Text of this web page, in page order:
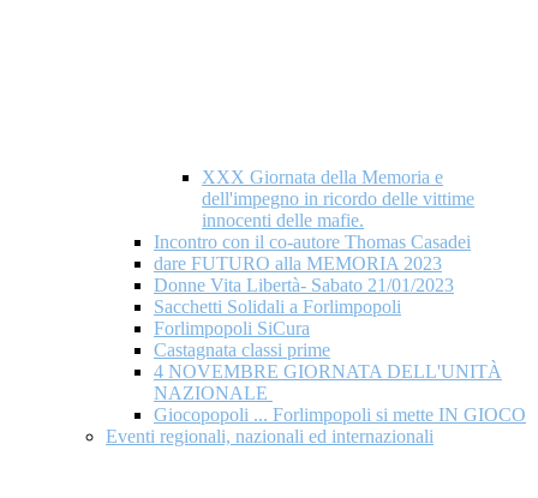
XXX Giornata della Memoria e
dell'impegno in ricordo delle vittime
innocenti delle mafie.
Incontro con il co-autore Thomas Casadei
dare FUTURO alla MEMORIA 2023
Donne Vita Libertà- Sabato 21/01/2023
Sacchetti Solidali a Forlimpopoli
Forlimpopoli SiCura
Castagnata classi prime
4 NOVEMBRE GIORNATA DELL'UNITÀ
NAZIONALE
Giocopopoli ... Forlimpopoli si mette IN GIOCO
Eventi regionali, nazionali ed internazionali